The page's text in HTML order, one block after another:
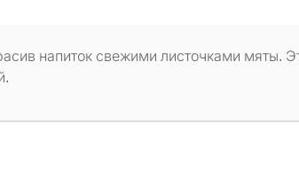
напиток свежими листочками мяты.